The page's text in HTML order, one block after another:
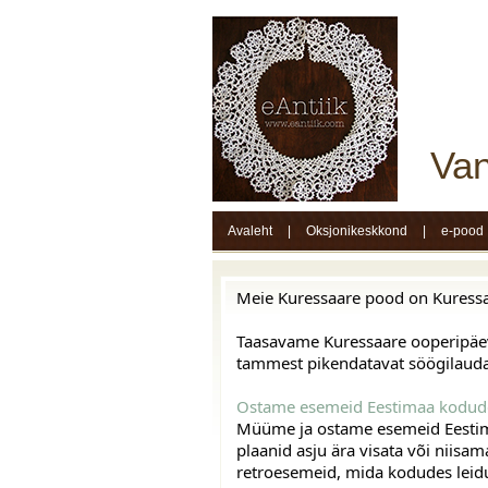
Avaleht Oksjonikeskkond e-pood
Meie Kuressaare pood on
Taasavame Kuressaare
tammest pikendatavat
Ostame esemeid Eestimaa
Müüme ja ostame esemeid
plaanid asju ära visata või
retroesemeid, mida kodudes